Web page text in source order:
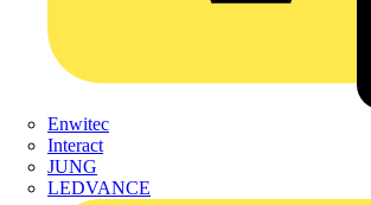
Enwitec
Interact
JUNG
LEDVANCE